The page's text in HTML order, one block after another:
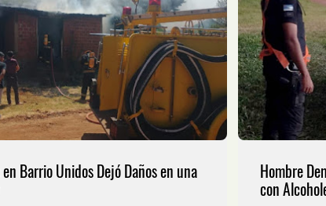
Barrio Unidos Dejó Daños en una Hombre
con